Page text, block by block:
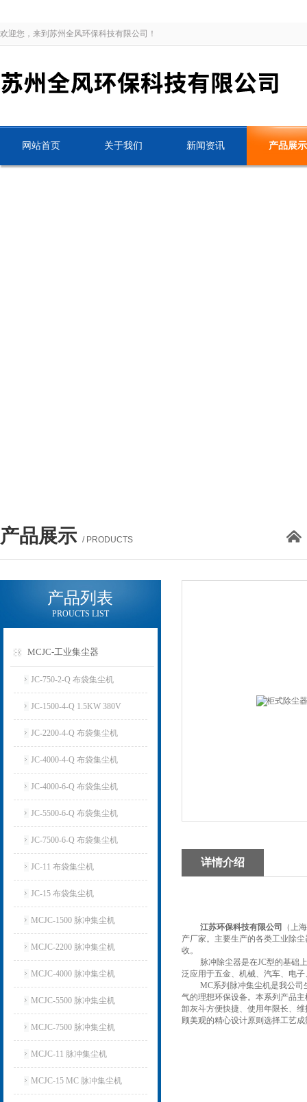
欢迎您，来到苏州全风环保科技有限公司！
网站首页 关于我们 新闻资讯 产品展示
产品展示 / PRODUCTS
产品列表
PROUCTS LIST
MCJC-工业集尘器
JC-750-2-Q 布袋集尘机
JC-1500-4-Q 1.5KW 380V
JC-2200-4-Q 布袋集尘机
JC-4000-4-Q 布袋集尘机
JC-4000-6-Q 布袋集尘机
JC-5500-6-Q 布袋集尘机
JC-7500-6-Q 布袋集尘机
JC-11 布袋集尘机
JC-15 布袋集尘机
MCJC-1500 脉冲集尘机
MCJC-2200 脉冲集尘机
MCJC-4000 脉冲集尘机
MCJC-5500 脉冲集尘机
MCJC-7500 脉冲集尘机
MCJC-11 脉冲集尘机
MCJC-15 MC 脉冲集尘机
详情介绍
江苏环保科技有限公司
（上
产厂家。主要生产的各类工业除
收。
脉冲除尘器是在JC型的基础上
泛应用于五金、机械、汽车、电
MC系列脉冲集尘机是我公
气的理想环保设备。 本系列产品
卸灰斗方便快捷、使用年限长、
顾美观的精心设计原则选择工艺